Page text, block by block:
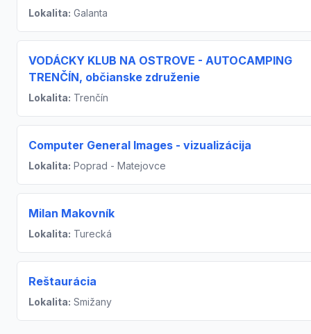
Lokalita: Galanta
VODÁCKY KLUB NA OSTROVE - AUTOCAMPING
TRENČÍN, občianske združenie
Lokalita: Trenčín
Computer General Images - vizualizácija
Lokalita: Poprad - Matejovce
Milan Makovník
Lokalita: Turecká
Reštaurácia
Lokalita: Smižany